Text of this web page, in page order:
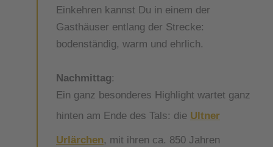
Einkehren kannst Du in einem der
Gasthäuser entlang der Strecke:
bodenständig, warm und ehrlich.
Nachmittag:
Ein ganz besonderes Highlight wartet ganz
hinten am Ende des Tals: die Ultner
Urlärchen, mit ihren ca. 850 Jahren